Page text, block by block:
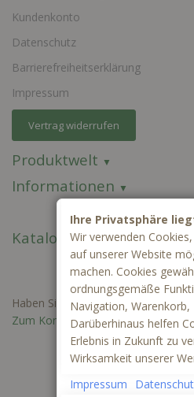
Kundenkonto
Datenschutz
Barrierefreiheitserklärung
Impressum
Vertrag widerrufen
Produktwelt
Informationen
Kataloge
Haben Sie Fragen oder benötigen
Zum Kontaktformular
Ihre Privatsphäre
Wir verwenden
auf unserer Website
machen. Cookies
ordnungsgemäße
Navigation, Warenkorb,
Darüberhinaus helfen
Erlebnis in Zukunft zu
Wirksamkeit unserer
Cookies und Tracking
Impressum